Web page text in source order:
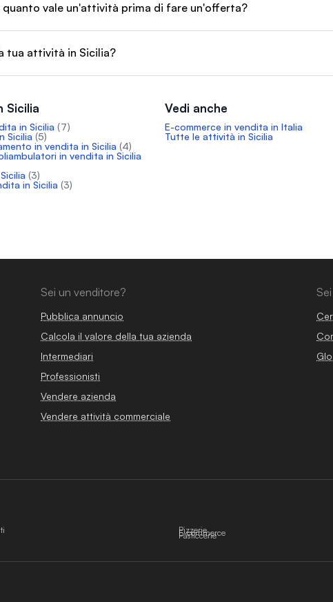
quanto vale un'attività prima di fare un'offerta?
tua attività in Sicilia?
Sicilia
in Sicilia (7)
Sicilia (5)
in vendita in Sicilia (4)
in vendita in Sicilia
(3)
in Sicilia (3)
Vedi anche
E-commerce in vendita in Italia
Tutte le attività in Sicilia
Sei un venditore?
Pubblica annuncio
Calcola il valore della tua azienda
Intermediari
Professionisti
Vendere azienda
Vendere attività commerciale
Pizzerie
E-commerce
Pasticcerie